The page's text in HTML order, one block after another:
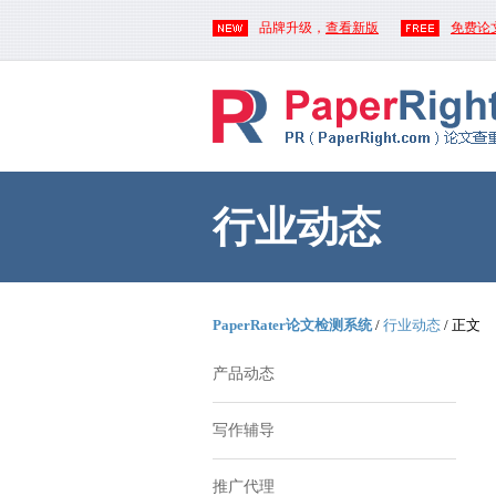
品牌升级， 查看新版 免费论
行业动态
PaperRater论文检测系统/ 行业动态 / 正文
产品动态
写作辅导
推广代理